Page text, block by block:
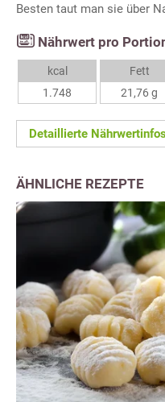
Besten taut man sie über
Nährwert pro
kcal
1.748
Fett
21,76 g
Detaillierte
ÄHNLICHE REZEPTE